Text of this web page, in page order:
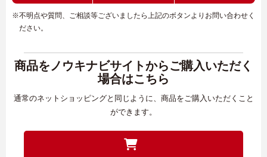
※不明点や質問、ご相談等ございましたら上記のボタンよりお問い合わせく
ださい。
商品をノウキナビサイトからご購入いただく
場合はこちら
通常のネットショッピングと同じように、商品をご購入いただくこと
ができます。